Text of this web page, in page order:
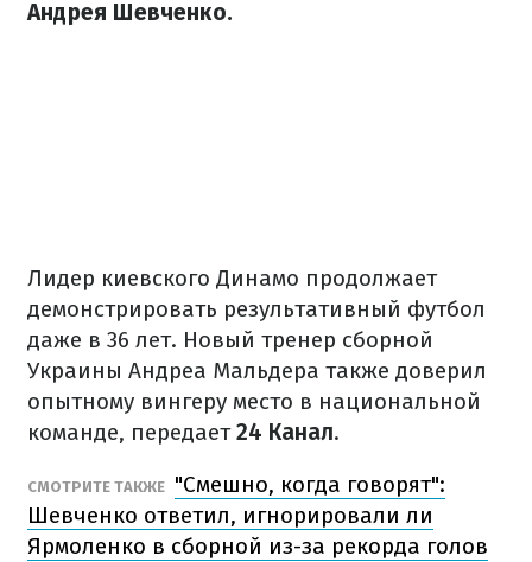
Андрея Шевченко.
Лидер киевского Динамо продолжает
демонстрировать результативный футбол
даже в 36 лет. Новый тренер сборной
Украины Андреа Мальдера также доверил
опытному вингеру место в национальной
команде, передает24 Канал.
СМОТРИТЕ ТАКЖЕ "Смешно, когда говорят":
Шевченко ответил, игнорировали ли
Ярмоленко в сборной из-за рекорда голов